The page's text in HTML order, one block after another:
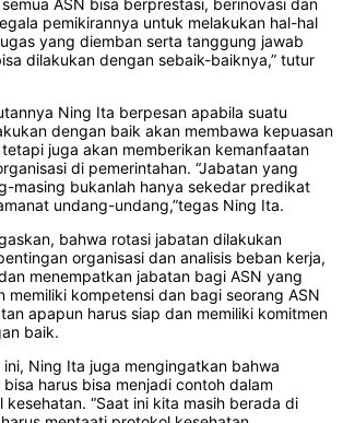
ASN bisa berprestasi, berinovasi dan
pemikirannya untuk melakukan hal-hal
yang diemban serta tanggung jawab
dilakukan dengan sebaik-baiknya,” tutur
Ning Ita berpesan apabila suatu
dengan baik akan membawa kepuasan
juga akan memberikan kemanfaatan
di pemerintahan. “Jabatan yang
masing bukanlah hanya sekedar predikat
undang-undang,”tegas Ning Ita.
bahwa rotasi jabatan dilakukan
organisasi dan analisis beban kerja,
menempatkan jabatan bagi ASN yang
memiliki kompetensi dan bagi seorang ASN
apapun harus siap dan memiliki komitmen
baik.
ini, Ning Ita juga mengingatkan bahwa
harus bisa menjadi contoh dalam
“Saat ini kita masih berada di